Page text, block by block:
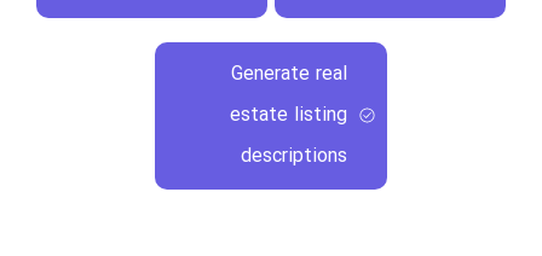
Generate real
estate listing
descriptions